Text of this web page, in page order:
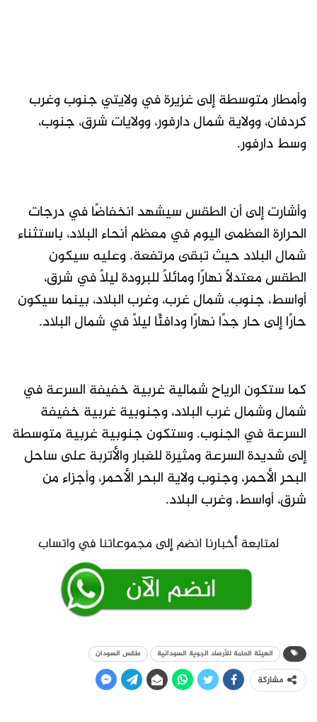
وأمطار متوسطة إلى غزيرة في ولايتي جنوب وغرب
كردفان، وولاية شمال دارفور، وولايات شرق، جنوب،
وسط دارفور.
وأشارت إلى أن الطقس سيشهد انخفاضًا في درجات
الحرارة العظمى اليوم في معظم أنحاء البلاد، باستثناء
شمال البلاد حيث تبقى مرتفعة. وعليه سيكون
الطقس معتدلاً نهارًا ومائلاً للبرودة ليلاً في شرق،
أواسط، جنوب، شمال غرب، وغرب البلاد، بينما سيكون
حارًا إلى حار جدًا نهارًا ودافئًا ليلاً في شمال البلاد.
كما ستكون الرياح شمالية غربية خفيفة السرعة في
شمال وشمال غرب البلاد، وجنوبية غربية خفيفة
السرعة في الجنوب. وستكون جنوبية غربية متوسطة
إلى شديدة السرعة ومثيرة للغبار والأتربة على ساحل
البحر الأحمر، وجنوب ولاية البحر الأحمر، وأجزاء من
شرق، أواسط، وغرب البلاد.
الهيئة العامة للأرصاد الجوية السودانية طقس السودان
مشاركة